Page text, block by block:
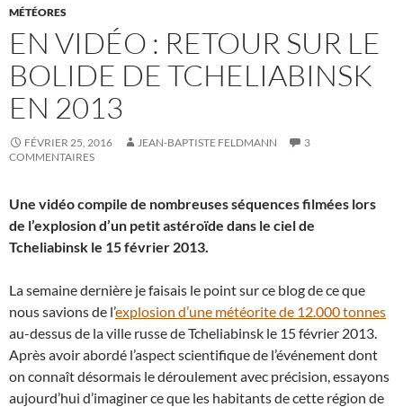
MÉTÉORES
EN VIDÉO : RETOUR SUR LE
BOLIDE DE TCHELIABINSK
EN 2013
FÉVRIER 25, 2016 JEAN-BAPTISTE FELDMANN
3
COMMENTAIRES
Une vidéo compile de nombreuses séquences filmées lors
de l’explosion d’un petit astéroïde dans le ciel de
Tcheliabinsk le 15 février 2013.
La semaine dernière je faisais le point sur ce blog de ce que
nous savions de l’explosion d’une météorite de 12.000 tonnes
au-dessus de la ville russe de Tcheliabinsk le 15 février 2013.
Après avoir abordé l’aspect scientifique de l’événement dont
on connaît désormais le déroulement avec précision, essayons
aujourd’hui d’imaginer ce que les habitants de cette région de